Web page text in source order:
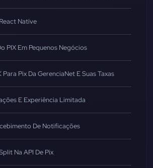
Native
PIX Em Pequenos Negócios
Para Pix Da GerenciaNet E Suas Taxas
E Experiência Limitada
De Notificações
Na API De Pix